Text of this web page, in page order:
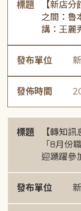
標題
【新店
之間：魯
講：王麗
發布單位
發佈時間
標題
【轉知
「8月份
迎踴躍參
發布單位